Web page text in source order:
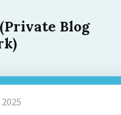
Blog